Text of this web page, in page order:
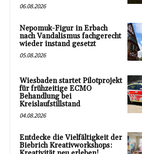
06.08.2026
Nepomuk-Figur in Erbach
nach Vandalismus fachgerecht
wieder instand gesetzt
05.08.2026
Wiesbaden startet Pilotprojekt
für frühzeitige ECMO
Behandlung bei
Kreislaufstillstand
04.08.2026
Entdecke die Vielfältigkeit der
Biebrich Kreativworkshops: